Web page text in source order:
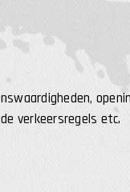
verkeersregels etc.